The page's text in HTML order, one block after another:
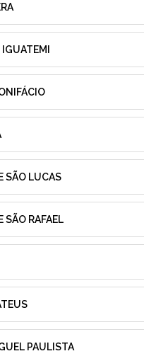
SÃO LUCAS
SÃO RAFAEL
PAULISTA